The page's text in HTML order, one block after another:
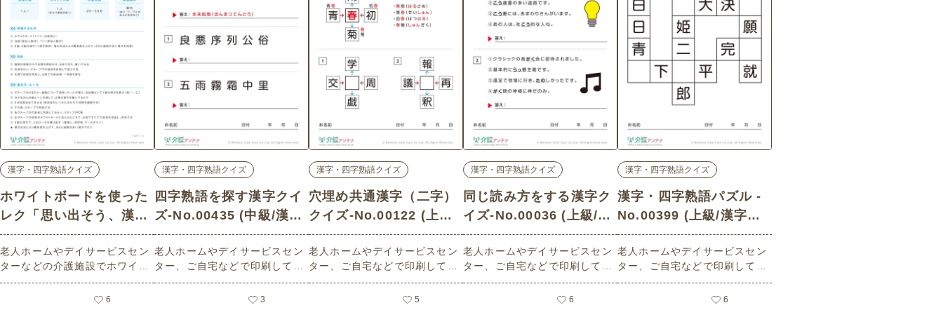
漢字・四字熟語クイズ
ホワイトボードを使った
レク「思い出そう、漢字
の画数！ゲーム」 - No.0
0604 (中級/漢字・四字熟
語クイズの介護レク素材)
老人ホームやデイサービスセン
ターなどの介護施設でホワイト
ボードを使って行う複数人で楽
しめる高齢者向けレクリエーシ
6
漢字・四字熟語クイズ
四字熟語を探す漢字クイ
ズ-No.00435 (中級/漢
字・四字熟語クイズの介
護レク素材)
老人ホームやデイサービスセン
ター、ご自宅などで印刷してお
使いいただける無料の高齢者向
け介護レク素材（漢字・四字熟
3
漢字・四字熟語クイズ
穴埋め共通漢字（二字）
クイズ-No.00122 (上級/
漢字・四字熟語クイズの
介護レク素材)
老人ホームやデイサービスセン
ター、ご自宅などで印刷してお
使いいただける無料の高齢者向
け介護レク素材（漢字・四字熟
5
漢字・四字熟語クイズ
同じ読み方をする漢字ク
イズ-No.00036 (上級/漢
字・四字熟語クイズの介
護レク素材)
老人ホームやデイサービスセン
ター、ご自宅などで印刷してお
使いいただける無料の高齢者向
け介護レク素材（漢字・四字熟
6
漢字・四字熟語クイズ
漢字・四字熟語パズル -
No.00399 (上級/漢字・
四字熟語クイズの介護レ
ク素材)
老人ホームやデイサービスセン
ター、ご自宅などで印刷してお
使いいただける無料の高齢者向
け介護レク素材（漢字・四字熟
6